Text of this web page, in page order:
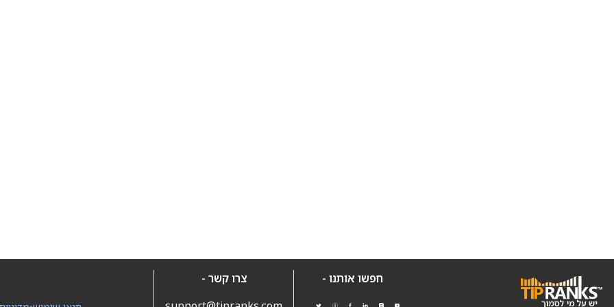
חפשו אותנו -
צרו קשר -